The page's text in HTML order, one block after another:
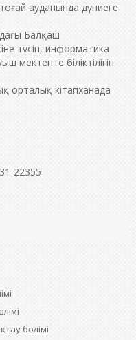
ауданында дүниеге
Балқаш
түсіп, информатика
мектепте біліктілігін
орталық кітапханада
22355
бөлімі